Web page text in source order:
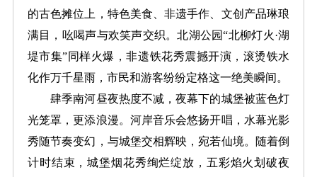
的古色摊位上，特色美食、非遗手作、文创产品琳琅
满目，吆喝声与欢笑声交织。北湖公园“北柳灯火·湖
堤市集”同样火爆，非遗铁花秀震撼开演，滚烫铁水
化作万千星雨，市民和游客纷纷定格这一绝美瞬间。
肆季南河昼夜热度不减，夜幕下的城堡被蓝色灯
光笼罩，更添浪漫。河岸音乐会悠扬开唱，水幕光影
秀随节奏变幻，与城堡交相辉映，宛若仙境。随着倒
计时结束，城堡烟花秀绚烂绽放，五彩焰火划破夜